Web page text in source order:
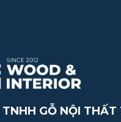
TNHH GỖ NỘI THẤT